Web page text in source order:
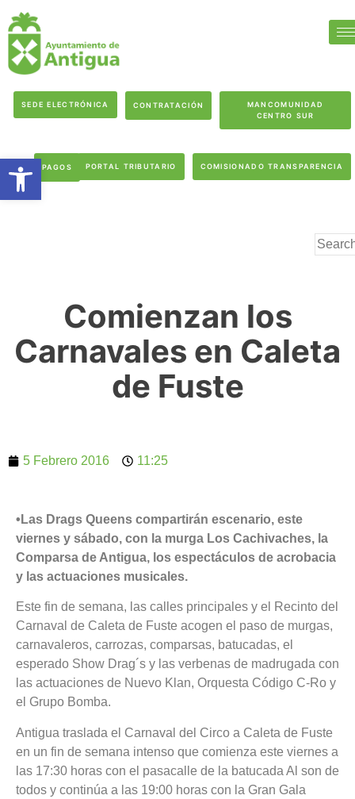
SEDE ELECTRÓNICA CONTRATACIÓN
MANCOMUNIDAD
CENTRO SUR
PAGOS PORTAL TRIBUTARIO COMISIONADO TRANSPARENCIA
Comienzan los
Carnavales en Caleta
de Fuste
5 Febrero 2016 11:25
•Las Drags Queens compartirán escenario, este
viernes y sábado, con la murga Los Cachivaches, la
Comparsa de Antigua, los espectáculos de acrobacia
y las actuaciones musicales.
Este fin de semana, las calles principales y el Recinto del
Carnaval de Caleta de Fuste acogen el paso de murgas,
carnavaleros, carrozas, comparsas, batucadas, el
esperado Show Drag´s y las verbenas de madrugada con
las actuaciones de Nuevo Klan, Orquesta Código C-Ro y
el Grupo Bomba.
Antigua traslada el Carnaval del Circo a Caleta de Fuste
en un fin de semana intenso que comienza este viernes a
las 17:30 horas con el pasacalle de la batucada Al son de
todos y continúa a las 19:00 horas con la Gran Gala
Abrir barra de herramientas